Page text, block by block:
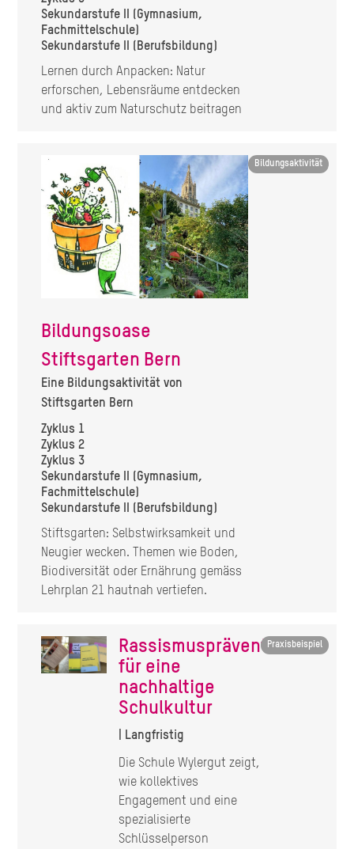
Sekundarstufe II (Gymnasium,
Fachmittelschule)
Sekundarstufe II (Berufsbildung)
Lernen durch Anpacken: Natur
erforschen, Lebensräume entdecken
und aktiv zum Naturschutz beitragen
Bildungsaktivität
Bildungsoase
Stiftsgarten Bern
Eine Bildungsaktivität von
Stiftsgarten Bern
Zyklus 1
Zyklus 2
Zyklus 3
Sekundarstufe II (Gymnasium,
Fachmittelschule)
Sekundarstufe II (Berufsbildung)
Stiftsgarten: Selbstwirksamkeit und
Neugier wecken. Themen wie Boden,
Biodiversität oder Ernährung gemäss
Lehrplan 21 hautnah vertiefen.
Praxisbeispiel
Rassismusprävention
für eine
nachhaltige
Schulkultur
| Langfristig
Die Schule Wylergut zeigt,
wie kollektives
Engagement und eine
spezialisierte
Schlüsselperson